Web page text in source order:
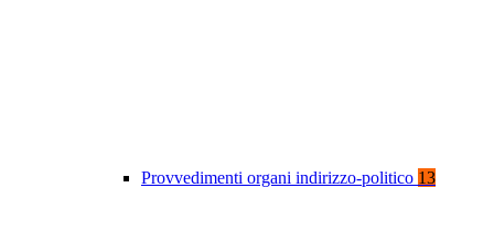
Provvedimenti organi indirizzo-politico 13